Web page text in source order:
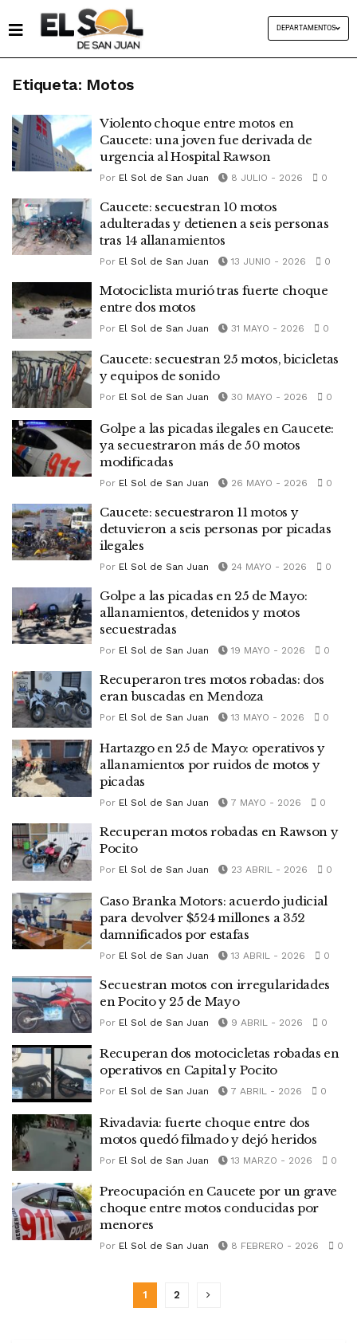
DEPARTAMENTOS
Etiqueta: Motos
Violento choque entre motos en
Caucete: una joven fue derivada de
urgencia al Hospital Rawson
Por El Sol de San Juan 8 JULIO - 2026 0
Caucete: secuestran 10 motos
adulteradas y detienen a seis personas
tras 14 allanamientos
Por El Sol de San Juan 13 JUNIO - 2026 0
Motociclista murió tras fuerte choque
entre dos motos
Por El Sol de San Juan 31 MAYO - 2026 0
Caucete: secuestran 25 motos, bicicletas
y equipos de sonido
Por El Sol de San Juan 30 MAYO - 2026 0
Golpe a las picadas ilegales en Caucete:
ya secuestraron más de 50 motos
modificadas
Por El Sol de San Juan 26 MAYO - 2026 0
Caucete: secuestraron 11 motos y
detuvieron a seis personas por picadas
ilegales
Por El Sol de San Juan 24 MAYO - 2026 0
Golpe a las picadas en 25 de Mayo:
allanamientos, detenidos y motos
secuestradas
Por El Sol de San Juan 19 MAYO - 2026 0
Recuperaron tres motos robadas: dos
eran buscadas en Mendoza
Por El Sol de San Juan 13 MAYO - 2026 0
Hartazgo en 25 de Mayo: operativos y
allanamientos por ruidos de motos y
picadas
Por El Sol de San Juan 7 MAYO - 2026 0
Recuperan motos robadas en Rawson y
Pocito
Por El Sol de San Juan 23 ABRIL - 2026 0
Caso Branka Motors: acuerdo judicial
para devolver $524 millones a 352
damnificados por estafas
Por El Sol de San Juan 13 ABRIL - 2026 0
Secuestran motos con irregularidades
en Pocito y 25 de Mayo
Por El Sol de San Juan 9 ABRIL - 2026 0
Recuperan dos motocicletas robadas en
operativos en Capital y Pocito
Por El Sol de San Juan 7 ABRIL - 2026 0
Rivadavia: fuerte choque entre dos
motos quedó filmado y dejó heridos
Por El Sol de San Juan 13 MARZO - 2026 0
Preocupación en Caucete por un grave
choque entre motos conducidas por
menores
Por El Sol de San Juan 8 FEBRERO - 2026 0
1 2